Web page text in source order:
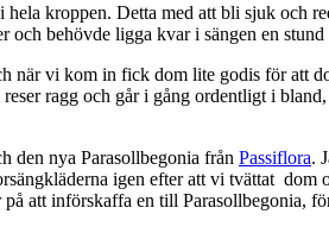
kroppen. Detta med att bli sjuk och
och behövde ligga kvar i sängen en
när vi kom in fick dom lite godis för att
ragg och går i gång ordentligt i
den nya Parasollbegonia från Passiflora.
igen efter att vi tvättat
att införskaffa en till Parasollbegonia,